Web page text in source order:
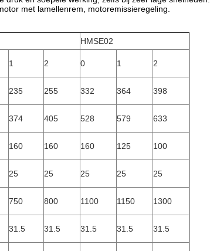
met lamellenrem, motoremissieregeling.
HMSE02
1 2 0 1 2
235 255 332 364 398
374 405 528 579 633
160 160 160 125 100
25 25 25 25 25
750 800 1100 1150 1300
31.5 31.5 31.5 31.5 31.5